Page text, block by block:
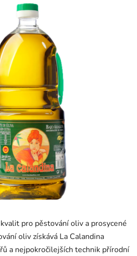
pro pěstování oliv a prosycené
oliv získává La Calandina
a nejpokročilejších technik přírodní